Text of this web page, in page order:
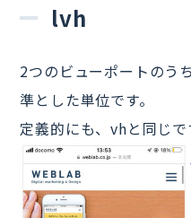
lvh
2つのビューポートのう
準とした単位です。
定義的にも、vhと同じで